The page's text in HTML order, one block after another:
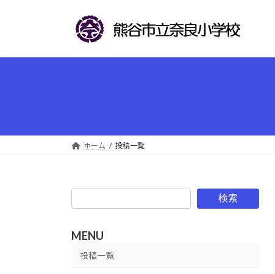
プ
動
ホーム 投稿一覧
検索
MENU
投稿一覧